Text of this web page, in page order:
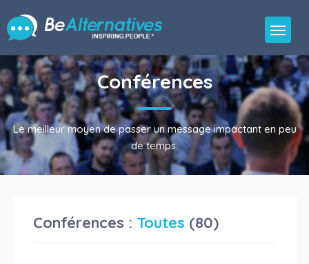
Conférences
Le meilleur moyen de passer un message impactant en peu
de temps.
Conférences : Toutes (80)